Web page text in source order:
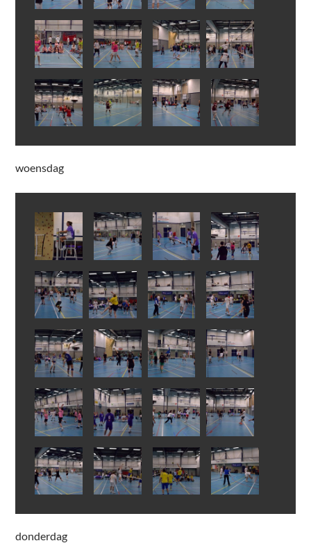
woensdag
donderdag